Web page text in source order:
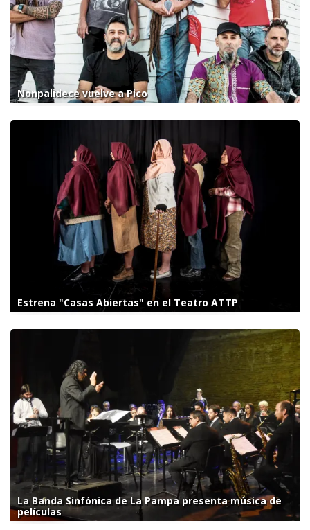
Nonpalidece vuelve a Pico
Estrena "Casas Abiertas" en el Teatro ATTP
La Banda Sinfónica de La Pampa presenta música de
películas